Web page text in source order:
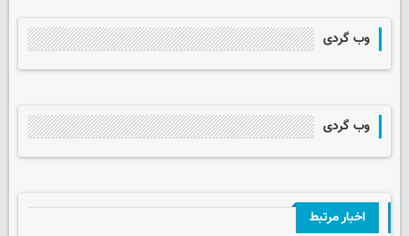
وب گردی
وب گردی
اخبار مرتبط